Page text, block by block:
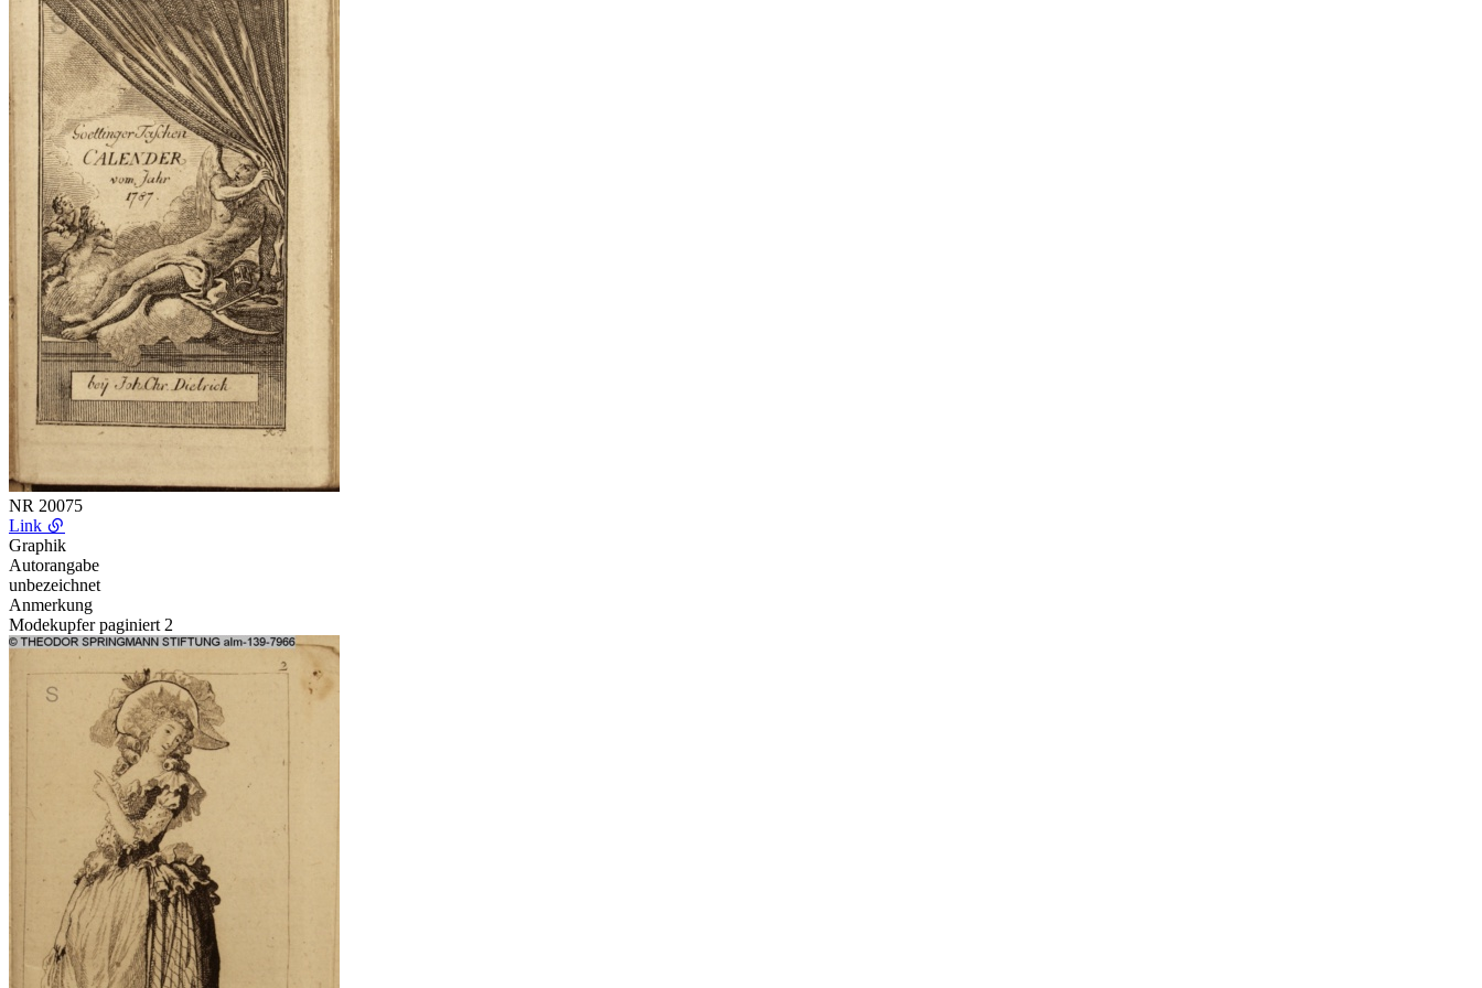
NR 20075
Link
Graphik
Autorangabe
unbezeichnet
Anmerkung
Modekupfer paginiert 2